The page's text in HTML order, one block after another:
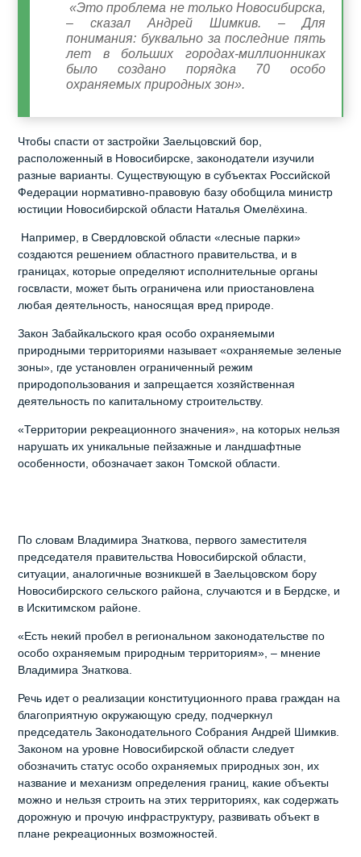
«Это проблема не только Новосибирска,
– сказал Андрей Шимкив. – Для
понимания: буквально за последние пять
лет в больших городах-миллионниках
было создано порядка 70 особо
охраняемых природных зон».
Чтобы спасти от застройки Заельцовский бор,
расположенный в Новосибирске, законодатели изучили
разные варианты. Существующую в субъектах Российской
Федерации нормативно-правовую базу обобщила министр
юстиции Новосибирской области Наталья Омелёхина.
Например, в Свердловской области «лесные парки»
создаются решением областного правительства, и в
границах, которые определяют исполнительные органы
госвласти, может быть ограничена или приостановлена
любая деятельность, наносящая вред природе.
Закон Забайкальского края особо охраняемыми
природными территориями называет «охраняемые зеленые
зоны», где установлен ограниченный режим
природопользования и запрещается хозяйственная
деятельность по капитальному строительству.
«Территории рекреационного значения», на которых нельзя
нарушать их уникальные пейзажные и ландшафтные
особенности, обозначает закон Томской области.
По словам Владимира Знаткова, первого заместителя
председателя правительства Новосибирской области,
ситуации, аналогичные возникшей в Заельцовском бору
Новосибирского сельского района, случаются и в Бердске, и
в Искитимском районе.
«Есть некий пробел в региональном законодательстве по
особо охраняемым природным территориям», – мнение
Владимира Знаткова.
Речь идет о реализации конституционного права граждан на
благоприятную окружающую среду, подчеркнул
председатель Законодательного Собрания Андрей Шимкив.
Законом на уровне Новосибирской области следует
обозначить статус особо охраняемых природных зон, их
название и механизм определения границ, какие объекты
можно и нельзя строить на этих территориях, как содержать
дорожную и прочую инфраструктуру, развивать объект в
плане рекреационных возможностей.